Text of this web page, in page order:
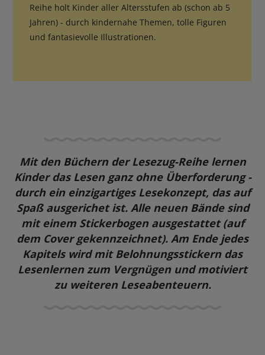
Reihe holt Kinder aller Altersstufen ab (schon ab 5
Jahren) - durch kindernahe Themen, tolle Figuren
und fantasievolle Illustrationen.
Mit den Büchern der Lesezug-Reihe lernen
Kinder das Lesen ganz ohne Überforderung -
durch ein einzigartiges Lesekonzept, das auf
Spaß ausgerichet ist. Alle neuen Bände sind
mit einem Stickerbogen ausgestattet (auf
dem Cover gekennzeichnet). Am Ende jedes
Kapitels wird mit Belohnungsstickern das
Lesenlernen zum Vergnügen und motiviert
zu weiteren Leseabenteuern.